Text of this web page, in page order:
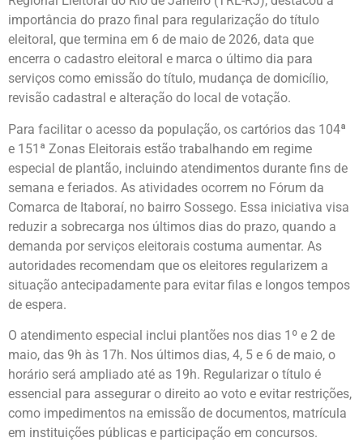
importância do prazo final para regularização do título
eleitoral, que termina em 6 de maio de 2026, data que
encerra o cadastro eleitoral e marca o último dia para
serviços como emissão do título, mudança de domicílio,
revisão cadastral e alteração do local de votação.
Para facilitar o acesso da população, os cartórios das 104ª
e 151ª Zonas Eleitorais estão trabalhando em regime
especial de plantão, incluindo atendimentos durante fins de
semana e feriados. As atividades ocorrem no Fórum da
Comarca de Itaboraí, no bairro Sossego. Essa iniciativa visa
reduzir a sobrecarga nos últimos dias do prazo, quando a
demanda por serviços eleitorais costuma aumentar. As
autoridades recomendam que os eleitores regularizem a
situação antecipadamente para evitar filas e longos tempos
de espera.
O atendimento especial inclui plantões nos dias 1º e 2 de
maio, das 9h às 17h. Nos últimos dias, 4, 5 e 6 de maio, o
horário será ampliado até as 19h. Regularizar o título é
essencial para assegurar o direito ao voto e evitar restrições,
como impedimentos na emissão de documentos, matrícula
em instituições públicas e participação em concursos.